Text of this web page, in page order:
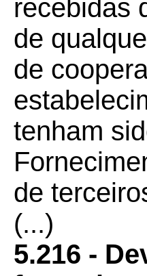
recebidas
de
de
tenham
de
(...)
5.216 -